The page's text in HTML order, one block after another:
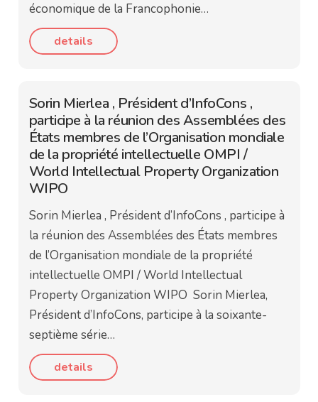
économique de la Francophonie…
details
Sorin Mierlea , Président d’InfoCons ,
participe à la réunion des Assemblées des
États membres de l’Organisation mondiale
de la propriété intellectuelle OMPI /
World Intellectual Property Organization
WIPO
Sorin Mierlea , Président d’InfoCons , participe à
la réunion des Assemblées des États membres
de l’Organisation mondiale de la propriété
intellectuelle OMPI / World Intellectual
Property Organization WIPO Sorin Mierlea,
Président d’InfoCons, participe à la soixante-
septième série…
details